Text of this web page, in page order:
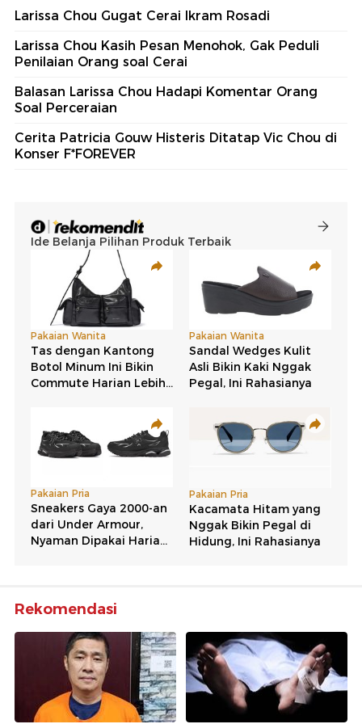
Larissa Chou Gugat Cerai Ikram Rosadi
Larissa Chou Kasih Pesan Menohok, Gak Peduli
Penilaian Orang soal Cerai
Balasan Larissa Chou Hadapi Komentar Orang
Soal Perceraian
Cerita Patricia Gouw Histeris Ditatap Vic Chou di
Konser F*FOREVER
Rekomendasi